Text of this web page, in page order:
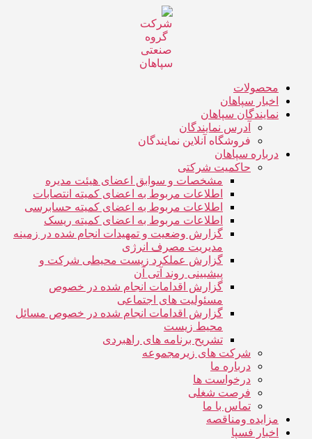
محصولات
اخبار سپاهان
نمایندگان سپاهان
آدرس نمایندگان
فروشگاه آنلاین نمایندگان
درباره سپاهان
حاکمیت شرکتی
مشخصات و سوابق اعضای هیئت مدیره
اطلاعات مربوط به اعضای کمیته انتصابات
اطلاعات مربوط به اعضای کمیته حسابرسی
اطلاعات مربوط به اعضای کمیته ریسک
گزارش وضعیت و تمهیدات انجام شده در زمینه
مدیریت مصرف انرژی
گزارش عملکرد زیست محیطی شرکت و
پیشبینی روند آتی آن
گزارش اقدامات انجام شده در خصوص
مسئولیت های اجتماعی
گزارش اقدامات انجام شده در خصوص مسائل
محیط زیست
تشریح برنامه های راهبردی
شرکت های زیرمجموعه
درباره ما
درخواست ها
فرصت شغلی
تماس با ما
مزایده ومناقصه
اخبار فسپا